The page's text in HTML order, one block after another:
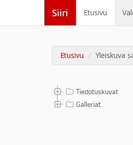
Siiri Etusivu
Etusivu Yleiskuva
Tiedotuskuvat
Galleriat